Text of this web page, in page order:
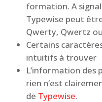
formation. A
Typewise peut
Qwerty, Qwertz
Certains
intuitifs à trouver
L’information des
rien n’est
de Typewise.